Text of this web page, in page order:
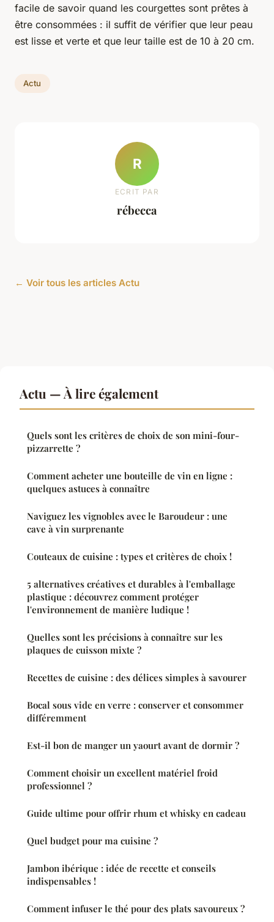
facile de savoir quand les courgettes sont prêtes à
être consommées : il suffit de vérifier que leur peau
est lisse et verte et que leur taille est de 10 à 20 cm.
Actu
R
ECRIT PAR
rébecca
← Voir tous les articles Actu
Actu — À lire également
Quels sont les critères de choix de son mini-four-
pizzarrette ?
Comment acheter une bouteille de vin en ligne :
quelques astuces à connaître
Naviguez les vignobles avec le Baroudeur : une
cave à vin surprenante
Couteaux de cuisine : types et critères de choix !
5 alternatives créatives et durables à l'emballage
plastique : découvrez comment protéger
l'environnement de manière ludique !
Quelles sont les précisions à connaître sur les
plaques de cuisson mixte ?
Recettes de cuisine : des délices simples à savourer
Bocal sous vide en verre : conserver et consommer
différemment
Est-il bon de manger un yaourt avant de dormir ?
Comment choisir un excellent matériel froid
professionnel ?
Guide ultime pour offrir rhum et whisky en cadeau
Quel budget pour ma cuisine ?
Jambon ibérique : idée de recette et conseils
indispensables !
Comment infuser le thé pour des plats savoureux ?